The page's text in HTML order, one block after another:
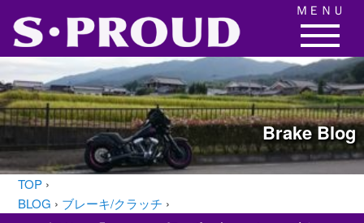
BrakeBlog
TOP ›
BLOG › ブレーキ/クラッチ ›
ＭＥＮＵ